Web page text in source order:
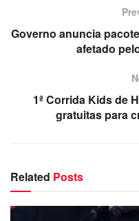
Governo anuncia
afetado
1ª Corrida Kids de
gratuitas para
Related Posts